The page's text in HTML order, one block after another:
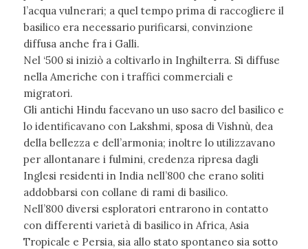
l’acqua vulnerari; a quel tempo prima di raccogliere il
basilico era necessario purificarsi, convinzione
diffusa anche fra i Galli.
Nel ‘500 si iniziò a coltivarlo in Inghilterra. Si diffuse
nella Americhe con i traffici commerciali e
migratori.
Gli antichi Hindu facevano un uso sacro del basilico e
lo identificavano con Lakshmi, sposa di Vishnù, dea
della bellezza e dell’armonia; inoltre lo utilizzavano
per allontanare i fulmini, credenza ripresa dagli
Inglesi residenti in India nell’800 che erano soliti
addobbarsi con collane di rami di basilico.
Nell’800 diversi esploratori entrarono in contatto
con differenti varietà di basilico in Africa, Asia
Tropicale e Persia, sia allo stato spontaneo sia sotto